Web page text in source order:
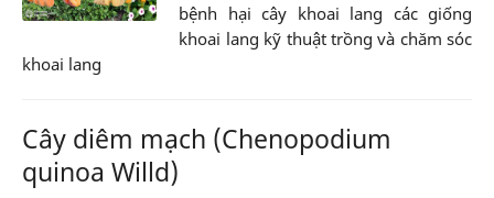
bệnh hại cây khoai lang các giống
khoai lang kỹ thuật trồng và chăm sóc
khoai lang
Cây diêm mạch (Chenopodium
quinoa Willd)